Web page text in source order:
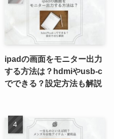
ipadの画面をモニター出力
する方法は？hdmiやusb-c
でできる？設定方法も解説